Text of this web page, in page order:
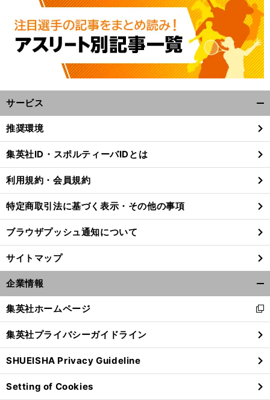
。
前
サービス
閉
る
推奨環境
集英社ID・スポルティーバIDとは
利用規約・会員規約
特定商取引法に基づく表示・その他の事項
ブラウザプッシュ通知について
サイトマップ
企業情報
閉
る
集英社ホームページ
新
し
い
ウ
ィ
ン
ド
集英社プライバシーガイドライン
SHUEISHA Privacy Guideline
Setting of Cookies